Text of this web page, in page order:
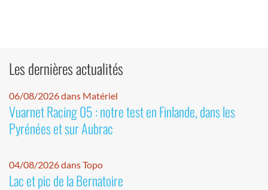
Les dernières actualités
06/08/2026 dans Matériel
Vuarnet Racing 05 : notre test en Finlande, dans les
Pyrénées et sur Aubrac
04/08/2026 dans Topo
Lac et pic de la Bernatoire